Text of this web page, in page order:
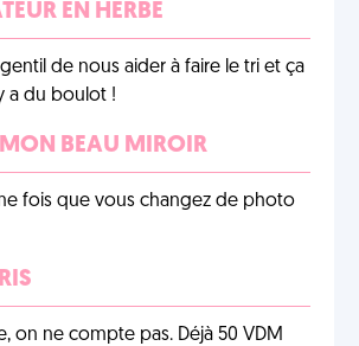
EN HERBE
de nous aider à faire le tri et ça
a du boulot !
BEAU MIROIR
fois que vous changez de photo
on ne compte pas. Déjà 50 VDM